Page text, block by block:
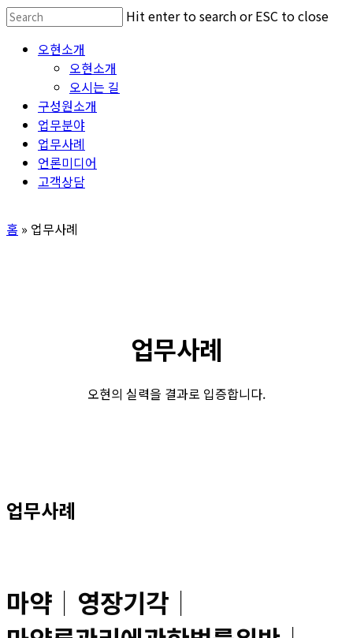
Skip
main
Hit enter to search or ESC to close
Search
Menu 오현소개
오현소개
오시는 길
구성원소개
업무분야
업무사례
언론미디어
고객상담
홈 » 업무사례
업무사례
오현의 실력을 결과로 입증합니다.
업무사례
마약│영장기각│